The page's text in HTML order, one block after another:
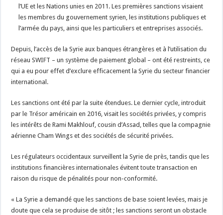
l’UE et les Nations unies en 2011. Les premières sanctions visaient
les membres du gouvernement syrien, les institutions publiques et
l’armée du pays, ainsi que les particuliers et entreprises associés.
Depuis, l’accès de la Syrie aux banques étrangères et à l’utilisation du
réseau SWIFT – un système de paiement global – ont été restreints, ce
qui a eu pour effet d’exclure efficacement la Syrie du secteur financier
international.
Les sanctions ont été par la suite étendues. Le dernier cycle, introduit
par le Trésor américain en 2016, visait les sociétés privées, y compris
les intérêts de Rami Makhlouf, cousin d’Assad, telles que la compagnie
aérienne Cham Wings et des sociétés de sécurité privées.
Les régulateurs occidentaux surveillent la Syrie de près, tandis que les
institutions financières internationales évitent toute transaction en
raison du risque de pénalités pour non-conformité.
« La Syrie a demandé que les sanctions de base soient levées, mais je
doute que cela se produise de sitôt ; les sanctions seront un obstacle